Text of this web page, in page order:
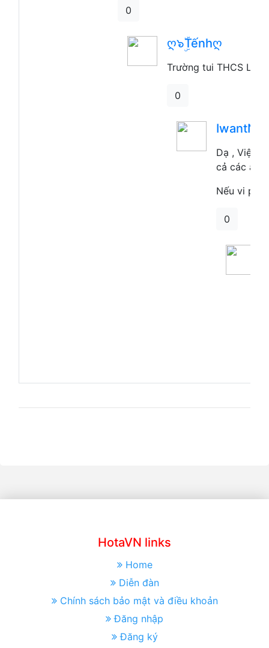
0
ღ๖ۣۜTếnhღ
Trường tui THCS Lê
0
Dạ , Việc
cả các ảnh
Nếu vi
0
HotaVN links
Home
Diễn đàn
Chính sách bảo mật và điều khoản
Đăng nhập
Đăng ký